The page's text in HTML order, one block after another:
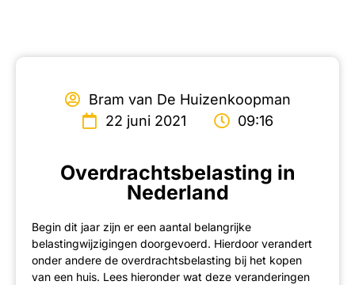
Bram van De Huizenkoopman
22 juni 2021
09:16
Overdrachtsbelasting in
Nederland
Begin dit jaar zijn er een aantal belangrijke
belastingwijzigingen doorgevoerd. Hierdoor verandert
onder andere de overdrachtsbelasting bij het kopen
van een huis. Lees hieronder wat deze veranderingen